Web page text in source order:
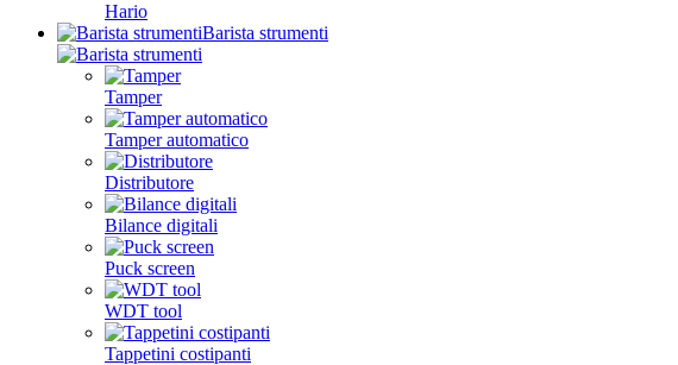
Hario
Barista strumenti
Tamper
Tamper automatico
Distributore
Bilance digitali
Puck screen
WDT tool
Tappetini costipanti